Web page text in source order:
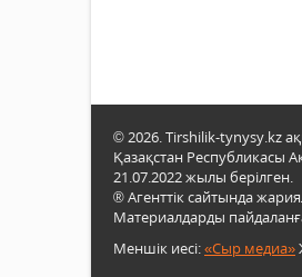
© 2026. Tirshilik-tynysy.kz
Қазақстан Республикасы
21.07.2022 жылы берілген.
® Агенттік сайтында
Материалдарды
Меншік иесі:«Сыр медиа»